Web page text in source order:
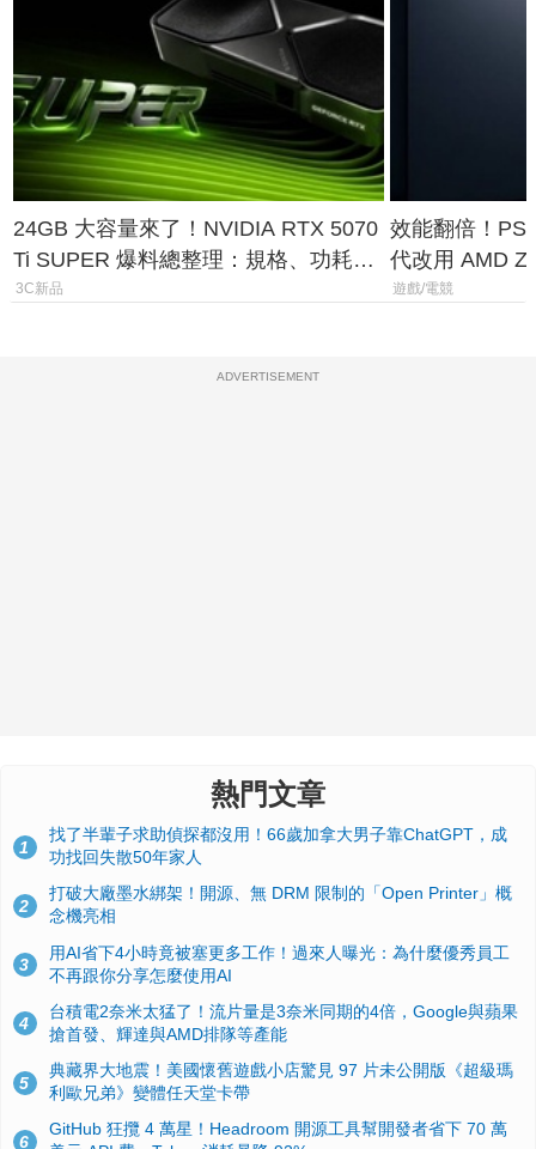
24GB 大容量來了！NVIDIA RTX 5070
Ti SUPER 爆料總整理：規格、功耗、
上市時間
3C新品
效能翻倍！
代改用 AMD
120fps 與全光
遊戲/電競
ADVERTISEMENT
熱門文章
1
找了半輩子求助偵探都沒用！66歲加拿大男子靠ChatGPT，成
功找回失散50年家人
2
打破大廠墨水綁架！開源、無 DRM 限制的「Open Printer」概
念機亮相
3
用AI省下4小時竟被塞更多工作！過來人曝光：為什麼優秀員工
不再跟你分享怎麼使用AI
4
台積電2奈米太猛了！流片量是3奈米同期的4倍，Google與蘋果
搶首發、輝達與AMD排隊等產能
5
典藏界大地震！美國懷舊遊戲小店驚見 97 片未公開版《超級瑪
利歐兄弟》變體任天堂卡帶
6
GitHub 狂攬 4 萬星！Headroom 開源工具幫開發者省下 70 萬